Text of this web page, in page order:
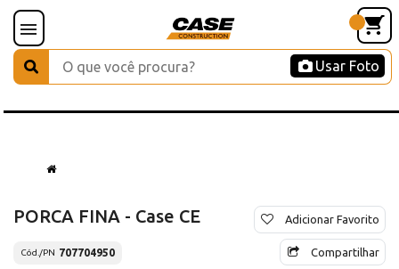
Usar Foto
PORCA FINA - Case CE
Cód./PN 707704950
Adicionar Favorito
Compartilhar